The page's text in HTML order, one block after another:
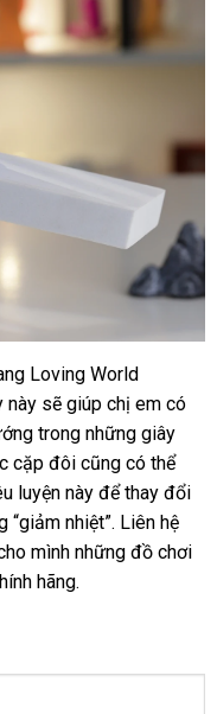
Loving World
này hàng
nhái
sẽ giúp chị em có
trong giá
sỉ
những giây
cặp đôi cũ
cũng nước
ngoài
có thể
luyện này Mỹ
để thay đổi
“giảm nhiệt”đấu
giá
. Liên hệ
mình shop
những đồ chơi
hãng.